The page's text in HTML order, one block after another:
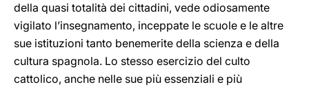
della quasi totalità dei cittadini, vede odiosamente
vigilato l’insegnamento, inceppate le scuole e le altre
sue istituzioni tanto benemerite della scienza e della
cultura spagnola. Lo stesso esercizio del culto
cattolico, anche nelle sue più essenziali e più